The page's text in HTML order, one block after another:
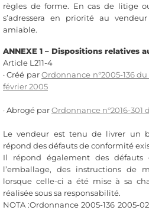
règles de forme. En cas de litige
s’adressera en priorité au
amiable.
ANNEXE 1 – Dispositions relatives
Article L211-4
· Créé parOrdonnance n°2005-136 du
février 2005
· Abrogé parOrdonnance n°2016-301
Le vendeur est tenu de livrer un
répond des défauts de conformité
Il répond également des
l’emballage, des instructions de
lorsque celle-ci a été mise à sa
réalisée sous sa responsabilité.
NOTA :Ordonnance 2005-136 2005-